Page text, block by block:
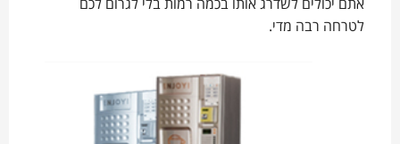
אתם יכולים לשדרג אותו בכמה רמות בלי לגרום לכם
לטרחה רבה מדי.